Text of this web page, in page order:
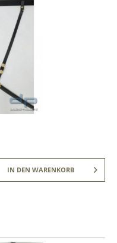
IN DEN WARENKORB